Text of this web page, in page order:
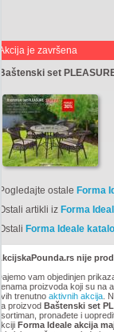
je završena
set
ostale Forma
artikli iz Forma
Forma Ideale
nije
vam objedinjen
proizvoda koji su na
trenutno aktivnih akcija.
proizvod Baštenski set
pronađete i
Forma Ideale akcija